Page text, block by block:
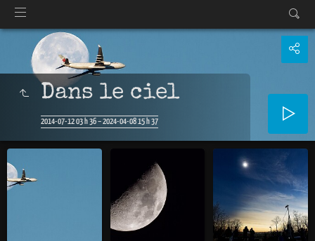
Dans le ciel
2014-07-12 03 h 36 – 2024-04-08 15 h 37